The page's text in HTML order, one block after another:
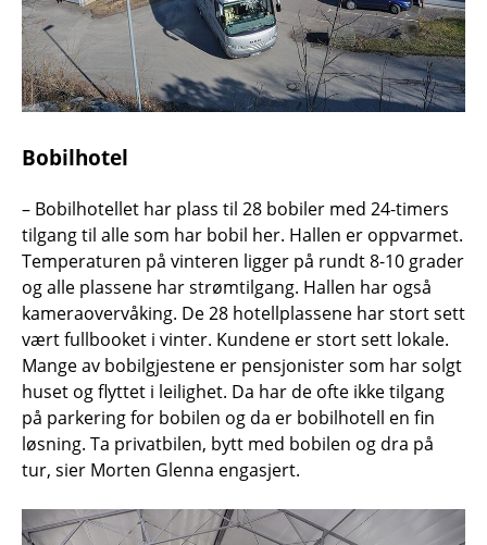
Bobilhotel
– Bobilhotellet har plass til 28 bobiler med 24-timers
tilgang til alle som har bobil her. Hallen er oppvarmet.
Temperaturen på vinteren ligger på rundt 8-10 grader
og alle plassene har strømtilgang. Hallen har også
kameraovervåking. De 28 hotellplassene har stort sett
vært fullbooket i vinter. Kundene er stort sett lokale.
Mange av bobilgjestene er pensjonister som har solgt
huset og flyttet i leilighet. Da har de ofte ikke tilgang
på parkering for bobilen og da er bobilhotell en fin
løsning. Ta privatbilen, bytt med bobilen og dra på
tur, sier Morten Glenna engasjert.